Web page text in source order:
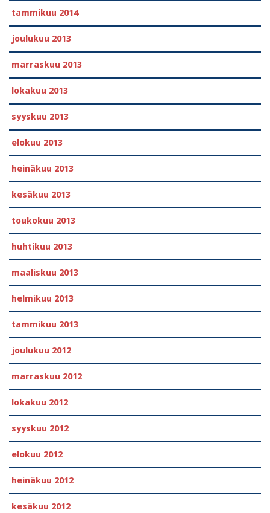
tammikuu 2014
joulukuu 2013
marraskuu 2013
lokakuu 2013
syyskuu 2013
elokuu 2013
heinäkuu 2013
kesäkuu 2013
toukokuu 2013
huhtikuu 2013
maaliskuu 2013
helmikuu 2013
tammikuu 2013
joulukuu 2012
marraskuu 2012
lokakuu 2012
syyskuu 2012
elokuu 2012
heinäkuu 2012
kesäkuu 2012